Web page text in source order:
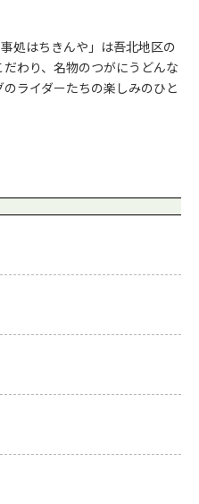
処はちきんや」は吾北地区の
わり、名物のつがにうどんな
ライダーたちの楽しみのひと